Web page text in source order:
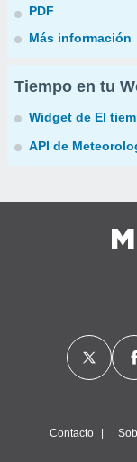
PDF
Más información
Tiempo en tu
Widget de El
API de
Contacto